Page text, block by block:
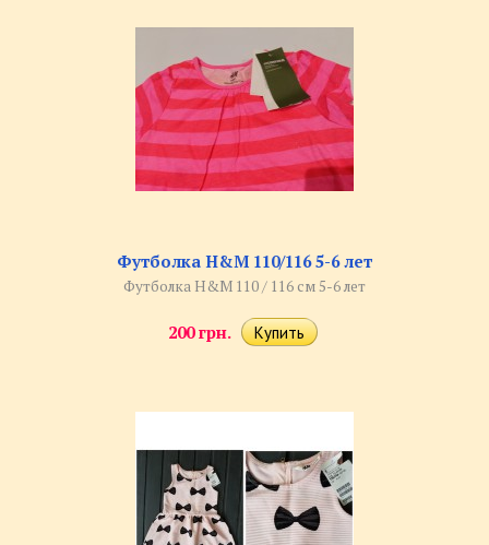
Футболка H&M 110/116 5-6 лет
Футболка H&M 110 / 116 см 5-6 лет
200 грн.